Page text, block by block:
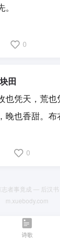
诗歌
0
田
也凭天，荒也
晚也香甜。布
0
志者事竟成 — 后汉书
m.xuebody.com